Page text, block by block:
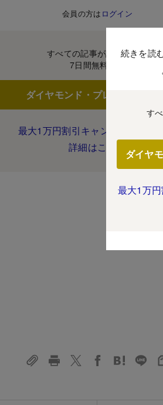
会員の方は ログイン
すべての記事が読み放題！
7日間無料体験
ダイヤモンド・プレミアムに登録
最大1万円割引キャンペーン実施
詳細はこちら
続きを読
す
ダイヤ
最大1万